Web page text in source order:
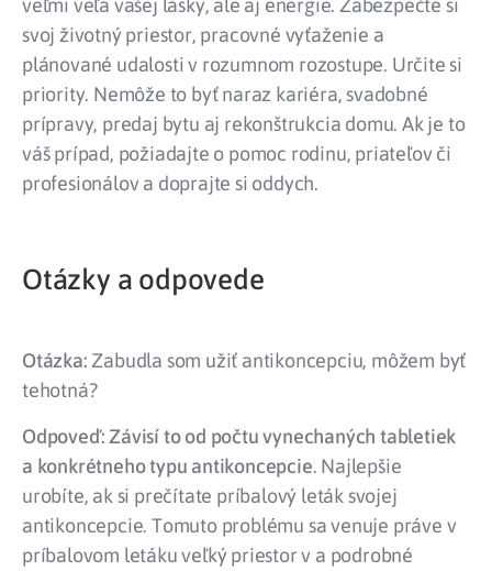
veľmi veľa vašej lásky, ale aj energie. Zabezpečte si
svoj životný priestor, pracovné vyťaženie a
plánované udalosti v rozumnom rozostupe. Určite si
priority. Nemôže to byť naraz kariéra, svadobné
prípravy, predaj bytu aj rekonštrukcia domu. Ak je to
váš prípad, požiadajte o pomoc rodinu, priateľov či
profesionálov a doprajte si oddych.
Otázky a odpovede
Otázka:Zabudla som užiť antikoncepciu, môžem byť
tehotná?
Odpoveď: Závisí to od počtu vynechaných tabletiek
a konkrétneho typu antikoncepcie. Najlepšie
urobíte, ak si prečítate príbalový leták svojej
antikoncepcie. Tomuto problému sa venuje práve v
príbalovom letáku veľký priestor v a podrobné